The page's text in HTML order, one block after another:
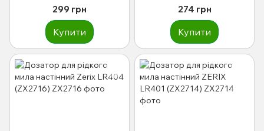
299 грн
Купити
274 грн
Купити